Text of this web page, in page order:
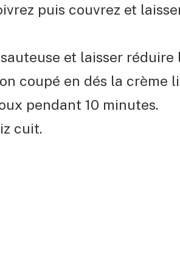
puis couvrez et
et laisser réduire
coupé en dés la crème
pendant 10 minutes.
cuit.